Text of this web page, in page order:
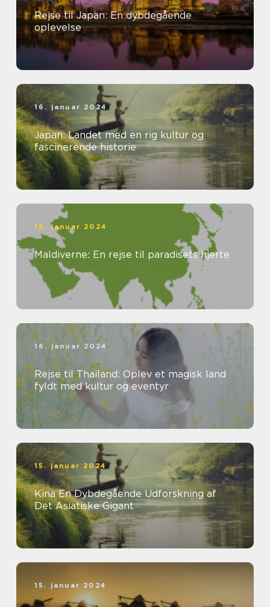
Rejse til Japan: En dybdegående
oplevelse
16. januar 2024
Japan: Landet med en rig kultur og
fascinerende historie
16. januar 2024
Maldiverne: En rejse til paradisets hjerte
16. januar 2024
Rejse til Thailand: Oplev et magisk land
fyldt med kultur og eventyr
15. januar 2024
Kina En Dybdegående Udforskning af
Det Asiatiske Gigant
15. januar 2024